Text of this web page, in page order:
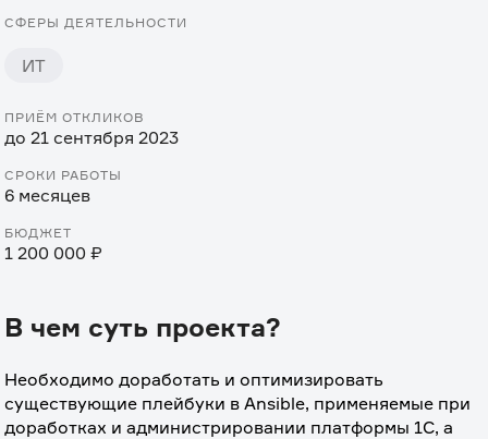
СФЕРЫ ДЕЯТЕЛЬНОСТИ
ИТ
ПРИЁМ ОТКЛИКОВ
до 21 сентября 2023
СРОКИ РАБОТЫ
6 месяцев
БЮДЖЕТ
1 200 000 ₽
В чем суть проекта?
Необходимо доработать и оптимизировать
существующие плейбуки в Ansible, применяемые при
доработках и администрировании платформы 1С, а